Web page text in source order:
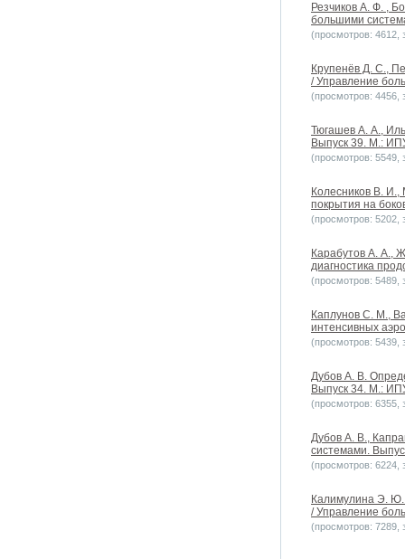
Резчиков А. Ф. ,
большими
(просмотров: 4612,
Крупенёв Д. С.,
/ Управление
(просмотров: 4456,
Тюгашев А. А.,
Выпуск 39. М.:
(просмотров: 5549,
Колесников В.
покрытия на
(просмотров: 5202,
Карабутов А. А.,
диагностика
(просмотров: 5489,
Каплунов С. М.,
интенсивных
(просмотров: 5439,
Дубов А. В.
Выпуск 34. М.:
(просмотров: 6355,
Дубов А. В.,
системами.
(просмотров: 6224,
Калимулина Э. Ю.
/ Управление
(просмотров: 7289,